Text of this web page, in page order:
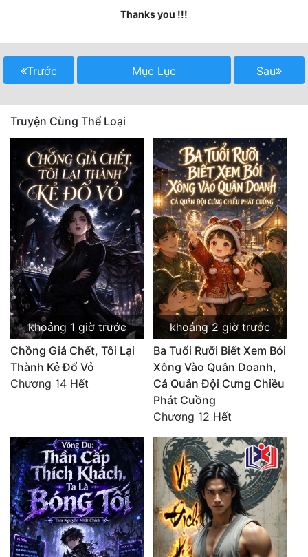
Khoa Huyễn Không Gian
Kinh Dị
Kỳ Huyễn
Linh Dị
Làm Giàu
Lịch Sử
Mưu Mô
Mạt Thế
Mỹ Thực
Ngôn Tình
Ngược
Nữ Phụ
Phong Thủy - Tâm Linh
Phương Tây
Phản Phái
Quan Trường
Thanks you !!!
Trước Mục Lục Sau
Truyện Cùng Thể Loại
khoảng 1 giờ trước
Chồng Giả Chết, Tôi Lại
Thành Kẻ Đổ Vỏ
Chương 14 Hết
khoảng 2 giờ trước
Ba Tuổi Rưỡi Biết Xem Bói
Xông Vào Quân Doanh,
Cả Quân Đội Cưng Chiều
Phát Cuồng
Chương 12 Hết